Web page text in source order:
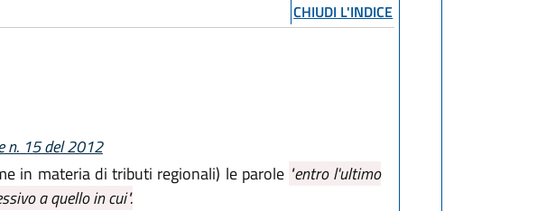
CHIUDI L'INDICE
n. 15 del 2012
in materia di tributi regionali) le parole "entro l'ultimo
a quello in cui".